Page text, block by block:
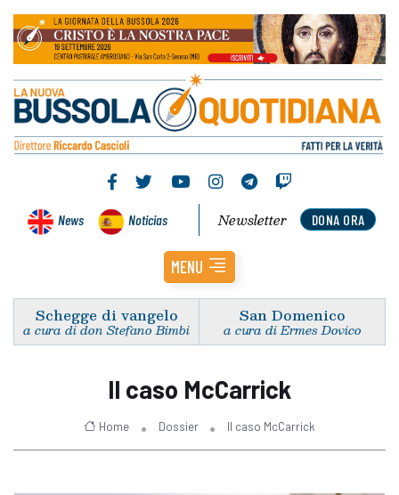
News Noticias DONA ORA
Newsletter
MENU
Schegge di vangelo
a cura di don Stefano Bimbi
San Domenico
a cura di Ermes Dovico
Il caso McCarrick
Home Dossier Il caso McCarrick